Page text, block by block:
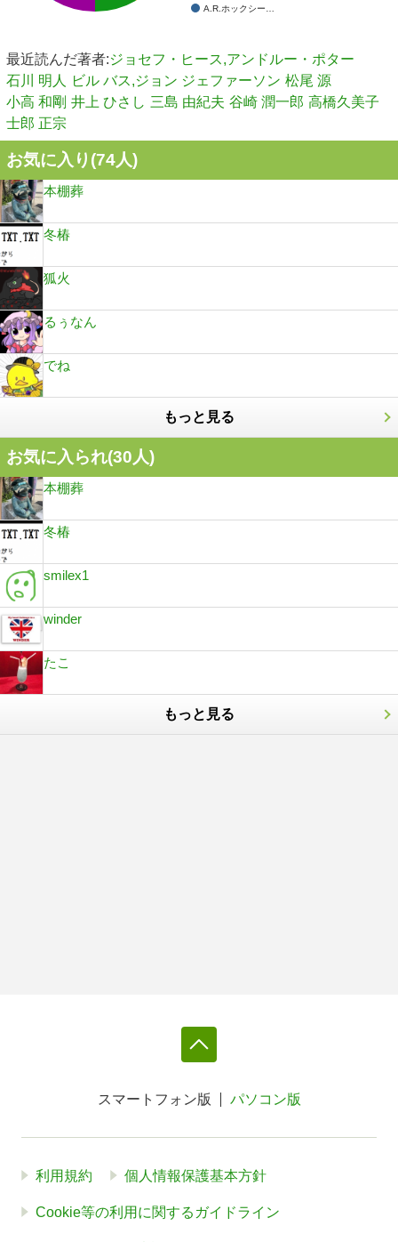
A.R.ホックシー…
最近読んだ著者:ジョセフ・ヒース,アンドルー・ポター
石川 明人
ビル バス,ジョン ジェファーソン 松尾 源
小高 和剛 井上 ひさし 三島 由紀夫 谷崎 潤一郎 高橋久美子
士郎 正宗
お気に入り(74人)
本棚葬
冬椿
狐火
るぅなん
でね
もっと見る
お気に入られ(30人)
本棚葬
冬椿
smilex1
winder
たこ
もっと見る
スマートフォン版 パソコン版
利用規約 個人情報保護基本方針
Cookie等の利用に関するガイドライン